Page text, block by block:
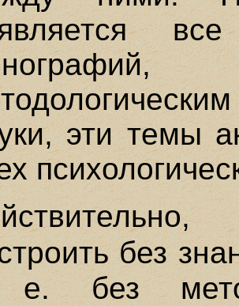
эти темы
без
без